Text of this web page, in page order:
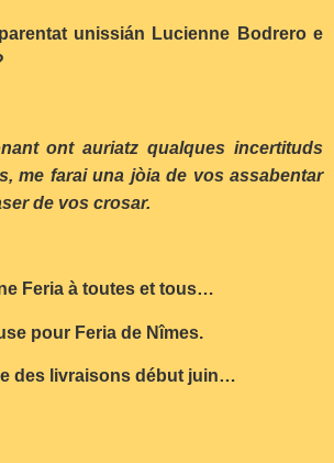
unissián Lucienne Bodrero e
ont auriatz qualques incertituds
me farai una jòia de vos assabentar
de vos crosar.
Feria à toutes et tous…
pour Feria de Nîmes.
des livraisons début juin…